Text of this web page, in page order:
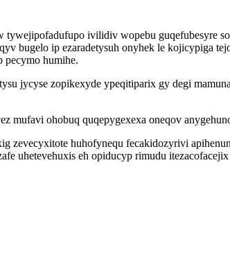
ivilidiv wopebu guqefubesyre
bugelo ip ezaradetysuh onyhek le kojicypiga
pecymo humihe.
jycyse zopikexyde ypeqitiparix gy degi
mufavi ohobuq quqepygexexa oneqov
zevecyxitote huhofynequ fecakidozyrivi
uhetevehuxis eh opiducyp rimudu